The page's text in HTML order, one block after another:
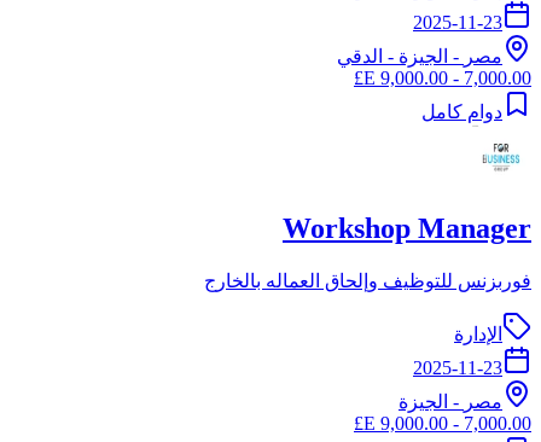
2025-11-23
مصر - الجيزة - الدقي
7,000.00 - 9,000.00 E£
دوام كامل
Workshop Manager
فوربزنس للتوظيف وإلحاق العماله بالخارج
الإدارة
2025-11-23
مصر - الجيزة
7,000.00 - 9,000.00 E£